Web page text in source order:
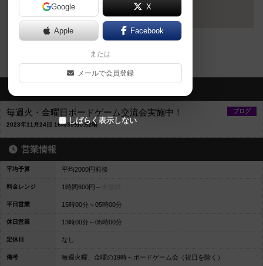
〒530-0027
大阪府大阪市北区堂山町6-1 アジヨシビル4F
ブログ
毎週火・金曜日ボードゲーム交流会実施中！
2023年11月24日 16時39分の投稿
営業情報
平均予算 平均2000円前後
料金レンジ 1時間600円～
平日営業 15時00分～05時00分
休日営業 13時00分～05時00分
定休日 なし
備考 毎週火曜、金曜の19時～ボードゲーム会（祝日を除く）
Google X
Apple Facebook
または
メールで会員登録
しばらく表示しない